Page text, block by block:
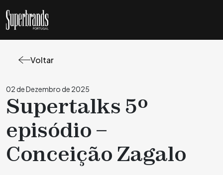
Voltar
02 de Dezembro de 2025
Supertalks 5º
episódio –
Conceição Zagalo